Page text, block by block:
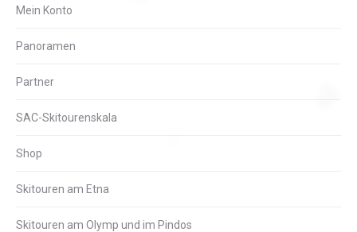
Mein Konto
Panoramen
Partner
SAC-Skitourenskala
Shop
Skitouren am Etna
Skitouren am Olymp und im Pindos